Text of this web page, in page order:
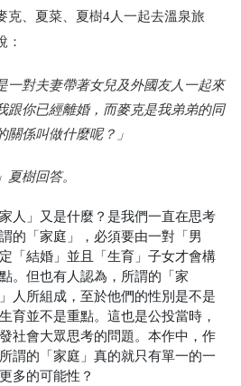
克、夏菜、夏樹4人一起去溫泉旅
：
一對夫妻帶著女兒及外國友人一起來
跟你已經離婚，而麥克是我弟弟的同
係叫做什麼呢？」
夏樹回答。
人」又是什麼？是我們一直在思考
的「家庭」，必須要由一對「男
「結婚」並且「生育」子女才會構
。但也有人認為，所謂的「家
人所組成，至於他們的性別是不是
育並不是重點。這也是公投當時，
社會大眾思考的問題。本作中，作
謂的「家庭」真的就只有單一的一
多的可能性？